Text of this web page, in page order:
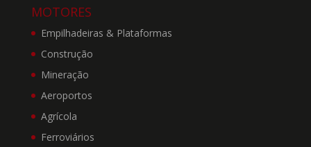
MOTORES
Empilhadeiras & Plataformas
Construção
Mineração
Aeroportos
Agrícola
Ferroviários
uso do Site deverão ser